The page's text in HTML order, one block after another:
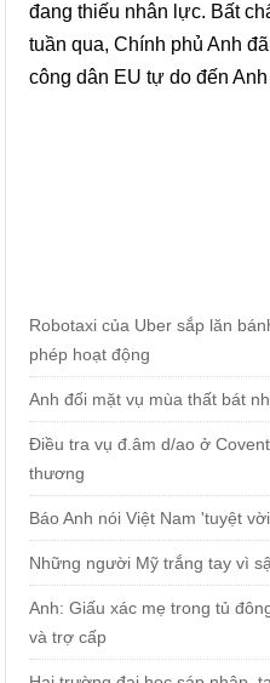
đang thiếu nhân lực. Bất
tuần qua, Chính phủ Anh
công dân EU tự do đến
Robotaxi của Uber sắp lăn
phép hoạt động
Anh đối mặt vụ mùa thất bát
Điều tra vụ đ.âm d/ao ở
thương
Báo Anh nói Việt Nam 'tuyệt
Những người Mỹ trắng tay vì
Anh: Giấu xác mẹ trong tủ
và trợ cấp